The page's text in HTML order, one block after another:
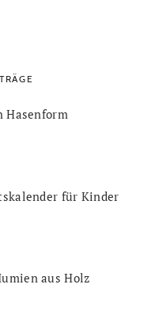
Hasenform
für Kinder
aus Holz